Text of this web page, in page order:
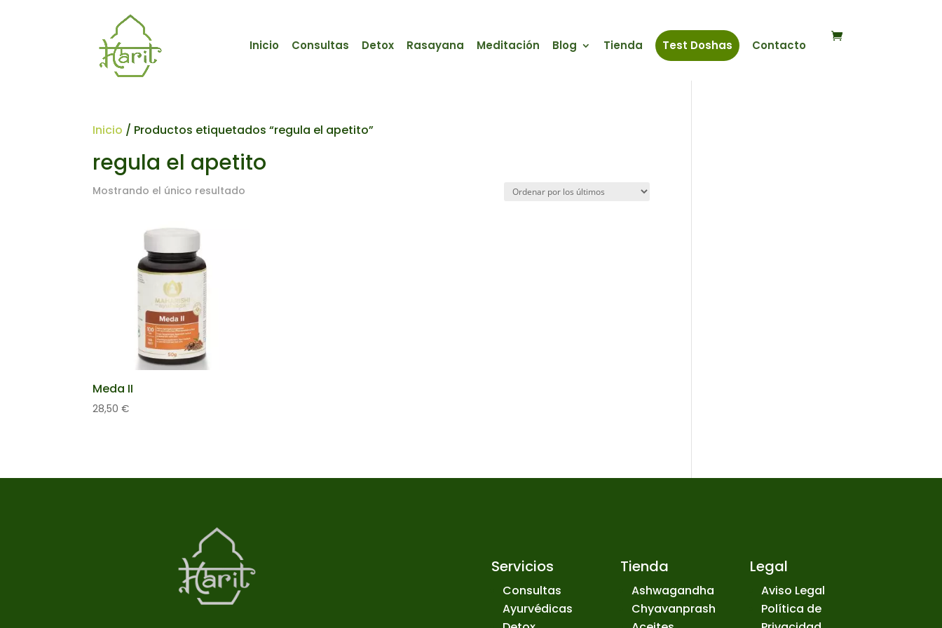
Inicio Consultas Detox Rasayana Meditación Blog Tienda Test Doshas Contacto
Inicio / Productos etiquetados “regula el apetito”
regula el apetito
Mostrando el único resultado
Meda II
28,50 €
Servicios
Consultas
Ayurvédicas
Tienda
Ashwagandha
Chyavanprash
Legal
Aviso Legal
Política de